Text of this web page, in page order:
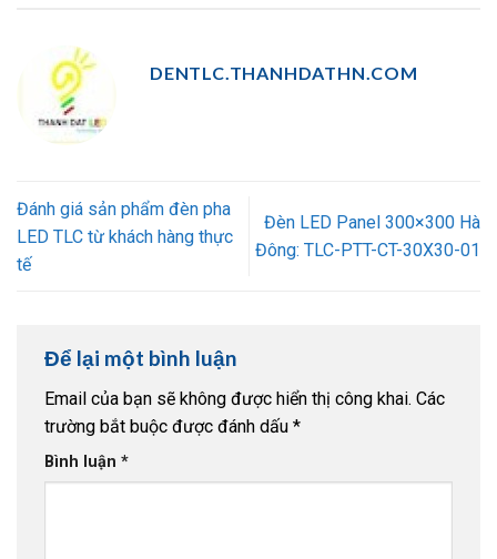
DENTLC.THANHDATHN.COM
Đánh giá sản phẩm đèn pha
LED TLC từ khách hàng thực
tế
Đèn LED Panel 300×300 Hà
Đông: TLC-PTT-CT-30X30-01
Để lại một bình luận
Email của bạn sẽ không được hiển thị công khai. Các
trường bắt buộc được đánh dấu *
Bình luận *